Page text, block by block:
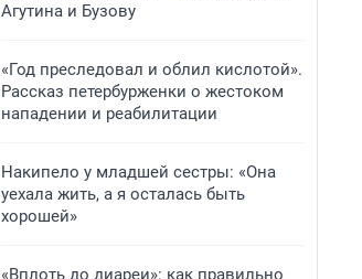
Агутина и Бузову
«Год преследовал и облил кислотой».
Рассказ петербурженки о жестоком
нападении и реабилитации
Накипело у младшей сестры: «Она
уехала жить, а я осталась быть
хорошей»
«Вплоть до диареи»: как правильно